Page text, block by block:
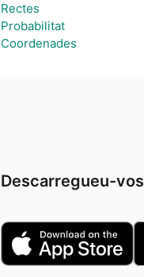
Rectes
Probabilitat
Coordenades
Descarregueu-